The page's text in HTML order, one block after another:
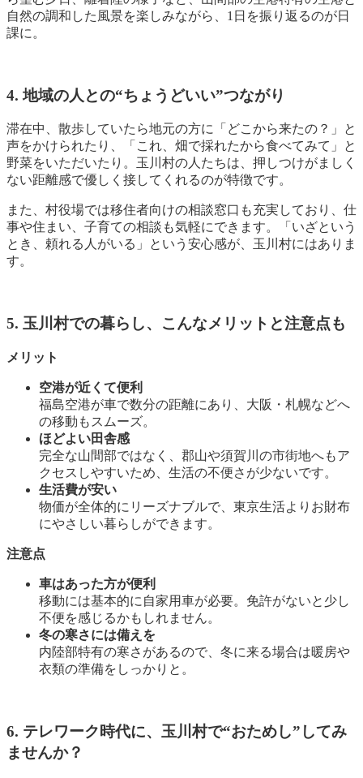
自然の調和した風景を楽しみながら、1日を振り返るのが日
課に。
4. 地域の人との“ちょうどいい”つながり
滞在中、散歩していたら地元の方に「どこから来たの？」と
声をかけられたり、「これ、畑で採れたから食べてみて」と
野菜をいただいたり。 玉川村の人たちは、押しつけがましく
ない距離感で優しく接してくれるのが特徴です。
また、村役場では移住者向けの相談窓口も充実しており、仕
事や住まい、子育ての相談も気軽にできます。
「いざという
とき、頼れる人がいる」という安心感が、玉川村にはありま
す。
5. 玉川村での暮らし、こんなメリットと注意点も
メリット
空港が近くて便利
福島空港が車で数分の距離にあり、大阪・札幌などへ
の移動もスムーズ。
ほどよい田舎感
完全な山間部ではなく、郡山や須賀川の市街地へもア
クセスしやすいため、生活の不便さが少ないです。
生活費が安い
物価が全体的にリーズナブルで、東京生活よりお財布
にやさしい暮らしができます。
注意点
車はあった方が便利
移動には基本的に自家用車が必要。免許がないと少し
不便を感じるかもしれません。
冬の寒さには備えを
内陸部特有の寒さがあるので、冬に来る場合は暖房や
衣類の準備をしっかりと。
6. テレワーク時代に、玉川村で“おためし”してみ
ませんか？